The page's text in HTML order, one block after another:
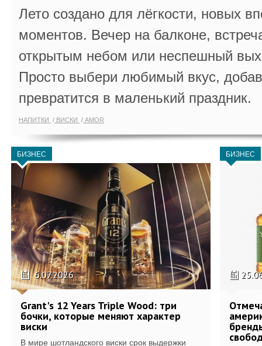
Лето создано для лёгкости, новых
моментов. Вечер на балконе,
открытым небом или неспешный
Просто выбери любимый вкус,
превратится в маленький праздник.
НАПИТКИ ВИСКИ AMOR
БИЗНЕС
6.07.2026
Grant's 12 Years Triple Wood: три
бочки, которые меняют характер
виски
В мире шотландского виски срок выдержки
БИЗНЕС